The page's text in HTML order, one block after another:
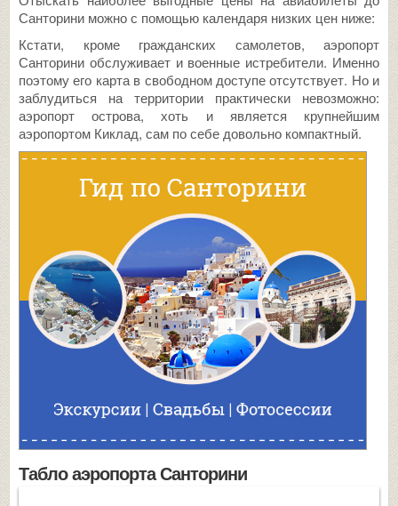
Санторини можно с помощью календаря низких цен ниже:
Кстати, кроме гражданских самолетов, аэропорт
Санторини обслуживает и военные истребители. Именно
поэтому его карта в свободном доступе отсутствует. Но и
заблудиться на территории практически невозможно:
аэропорт острова, хоть и является крупнейшим
аэропортом Киклад, сам по себе довольно компактный.
Табло аэропорта Санторини